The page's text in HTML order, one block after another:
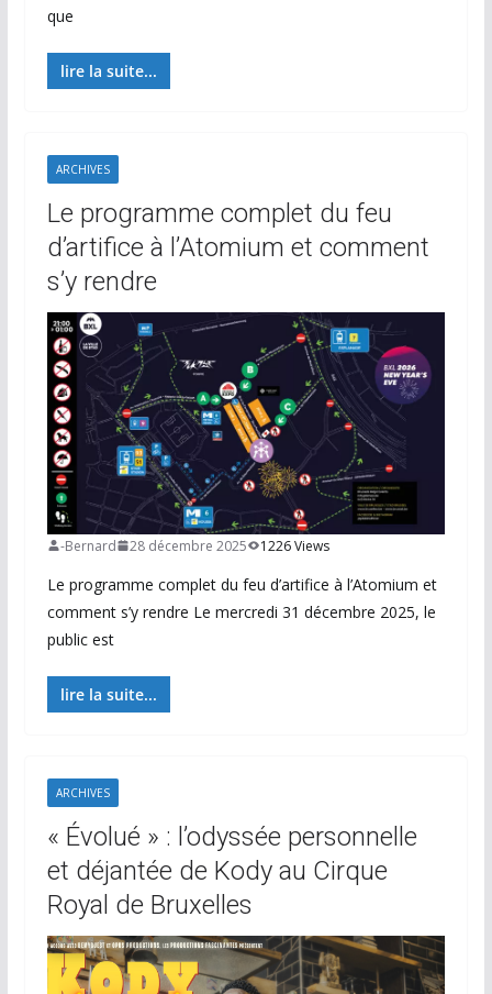
que
lire la suite...
ARCHIVES
Le programme complet du feu
d’artifice à l’Atomium et comment
s’y rendre
-Bernard 28 décembre 2025 1226 Views
Le programme complet du feu d’artifice à l’Atomium et
comment s’y rendre Le mercredi 31 décembre 2025, le
public est
lire la suite...
ARCHIVES
« Évolué » : l’odyssée personnelle
et déjantée de Kody au Cirque
Royal de Bruxelles